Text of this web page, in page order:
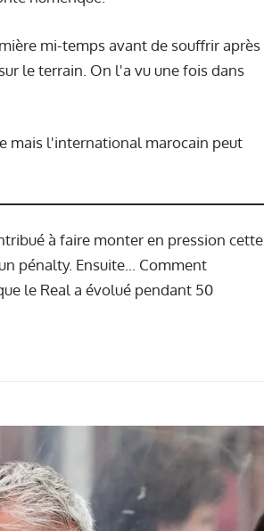
mi-temps avant de souffrir après
le terrain. On l'a vu une fois dans
mais l'international marocain peut
à faire monter en pression cette
pénalty. Ensuite... Comment
le Real a évolué pendant 50